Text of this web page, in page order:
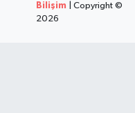
Bilişim | Copyright ©
2026